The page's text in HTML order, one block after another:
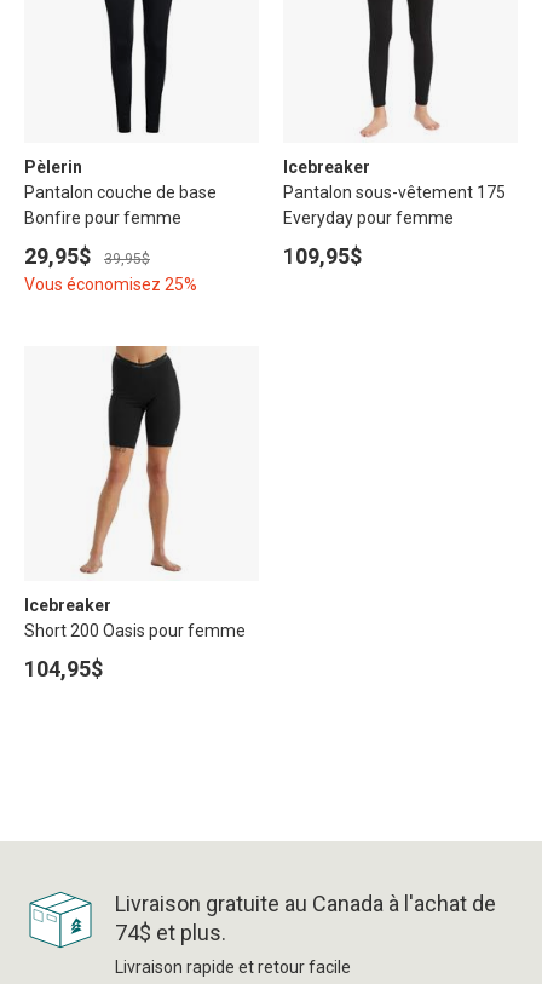
Pèlerin
Pantalon couche de base
Bonfire pour femme
29,95$ 39,95$
Vous économisez 25%
Icebreaker
Pantalon sous-vêtement 175
Everyday pour femme
109,95$
Icebreaker
Short 200 Oasis pour femme
104,95$
Livraison gratuite au Canada à l'achat de
74$ et plus.
Livraison rapide et retour facile